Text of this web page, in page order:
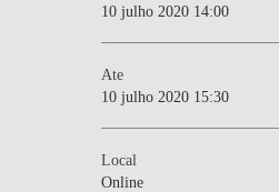
10 julho 2020 14:00
Ate
10 julho 2020 15:30
Local
Online